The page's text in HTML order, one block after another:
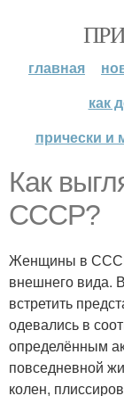
главная
как
прически и
Как
СССР?
Женщины в СССР
внешнего вида.
встретить
одевались в
определённым
повседневной
колен,